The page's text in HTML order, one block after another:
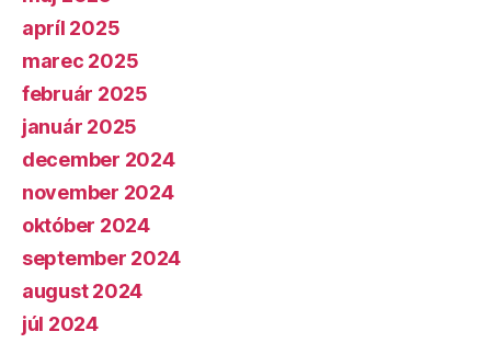
apríl 2025
marec 2025
február 2025
január 2025
december 2024
november 2024
október 2024
september 2024
august 2024
júl 2024